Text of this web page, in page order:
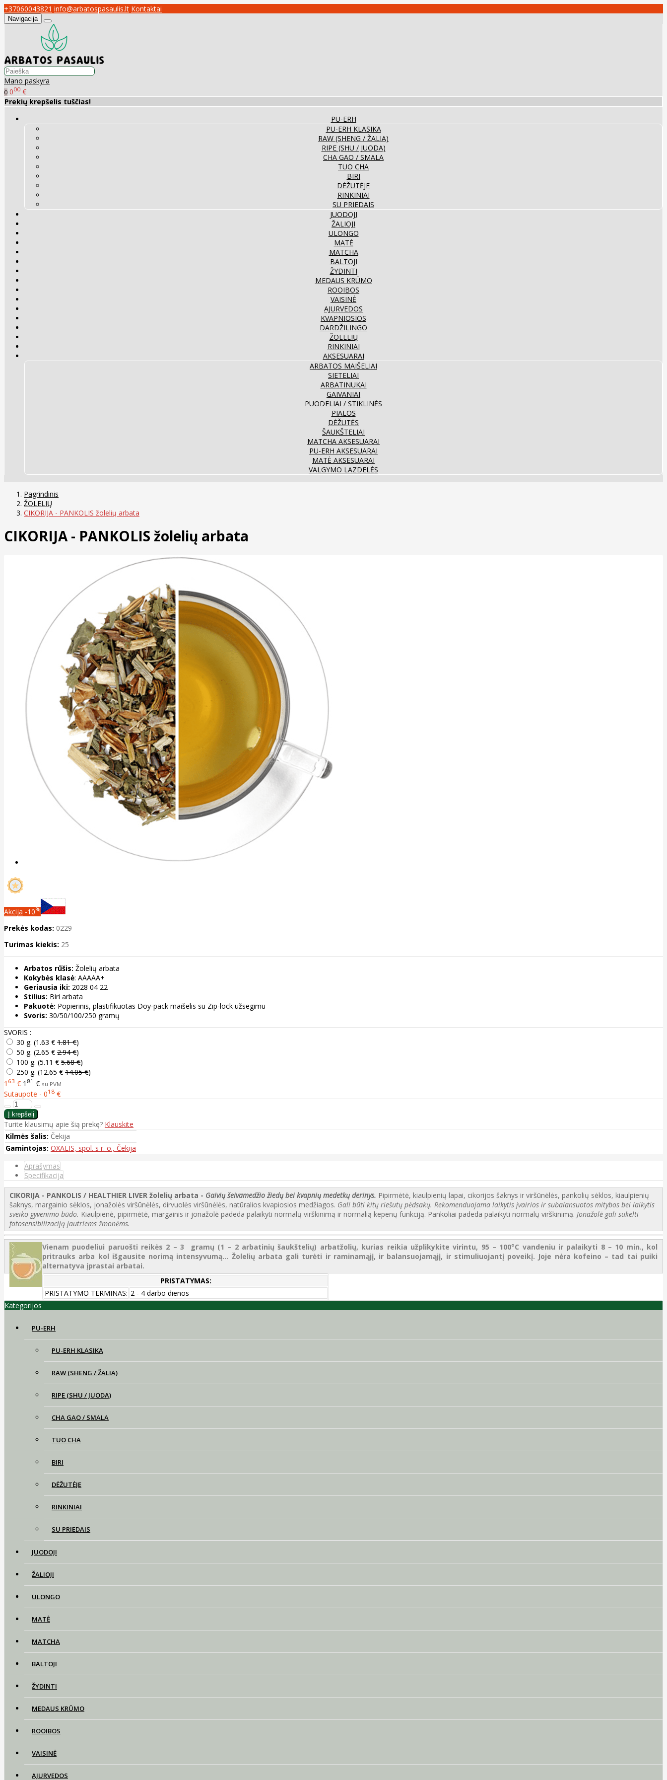
+37060043821 info@arbatospasaulis.lt Kontaktai
Navigacija
Mano paskyra
0 000 €
Prekių krepšelis tuščias!
PU-ERH
PU-ERH KLASIKA
RAW (SHENG / ŽALIA)
RIPE (SHU / JUODA)
CHA GAO / SMALA
TUO CHA
BIRI
DĖŽUTĖJE
RINKINIAI
SU PRIEDAIS
JUODOJI
ŽALIOJI
ULONGO
MATĖ
MATCHA
BALTOJI
ŽYDINTI
MEDAUS KRŪMO
ROOIBOS
VAISINĖ
AJURVEDOS
KVAPNIOSIOS
DARDŽILINGO
ŽOLELIŲ
RINKINIAI
AKSESUARAI
ARBATOS MAIŠELIAI
SIETELIAI
ARBATINUKAI
GAIVANIAI
PUODELIAI / STIKLINĖS
PIALOS
DĖŽUTĖS
ŠAUKŠTELIAI
MATCHA AKSESUARAI
PU-ERH AKSESUARAI
MATĖ AKSESUARAI
VALGYMO LAZDELĖS
Pagrindinis
ŽOLELIŲ
CIKORIJA - PANKOLIS žolelių arbata
CIKORIJA - PANKOLIS žolelių arbata
Akcija -10%
Prekės kodas: 0229
Turimas kiekis: 25
Arbatos rūšis: Žolelių arbata
Kokybės klasė: AAAAA+
Geriausia iki: 2028 04 22
Stilius: Biri arbata
Pakuotė: Popierinis, plastifikuotas Doy-pack maišelis su Zip-lock užsegimu
Svoris: 30/50/100/250 gramų
SVORIS :
30 g. (1.63 € 1.81 €)
50 g. (2.65 € 2.94 €)
100 g. (5.11 € 5.68 €)
250 g. (12.65 € 14.05 €)
1 63 € 1 81 € su PVM
Sutaupote - 018 €
Turite klausimų apie šią prekę? Klauskite
Kilmės šalis: Čekija
Gamintojas: OXALIS, spol. s r. o., Čekija
Aprašymas
Specifikacija
CIKORIJA - PANKOLIS / HEALTHIER LIVER žolelių arbata - Gaivių šeivamedžio žiedų bei kvapnių medetkų derinys. Pipirmėtė, kiaulpienių lapai, cikorijos šaknys ir viršūnėlės, pankolių sėklos, kiaulpienių
šaknys, margainio sėklos, jonažolės viršūnėlės, dirvuolės viršūnėlės, natūralios kvapiosios medžiagos. Gali būti kitų riešutų pėdsakų. Rekomenduojama laikytis įvairios ir subalansuotos mitybos bei laikytis
sveiko gyvenimo būdo. Kiaulpienė, pipirmėtė, margainis ir jonažolė padeda palaikyti normalų virškinimą ir normalią kepenų funkciją. Pankoliai padeda palaikyti normalų virškinimą. Jonažolė gali sukelti
fotosensibilizaciją jautriems žmonėms.
Vienam puodeliui paruošti reikės 2 – 3 gramų (1 – 2 arbatinių šaukštelių) arbatžolių, kurias reikia užplikykite virintu, 95 – 100°C vandeniu ir palaikyti 8 – 10 min., kol
pritrauks arba kol išgausite norimą intensyvumą... Žolelių arbata gali turėti ir raminamąjį, ir balansuojamąjį, ir stimuliuojantį poveikį. Joje nėra kofeino – tad tai puiki
alternatyva įprastai arbatai.
PRISTATYMAS:
PRISTATYMO TERMINAS: 2 - 4 darbo dienos
Kategorijos
PU-ERH
PU-ERH KLASIKA
RAW (SHENG / ŽALIA)
RIPE (SHU / JUODA)
CHA GAO / SMALA
TUO CHA
BIRI
DĖŽUTĖJE
RINKINIAI
SU PRIEDAIS
JUODOJI
ŽALIOJI
ULONGO
MATĖ
MATCHA
BALTOJI
ŽYDINTI
MEDAUS KRŪMO
ROOIBOS
VAISINĖ
AJURVEDOS